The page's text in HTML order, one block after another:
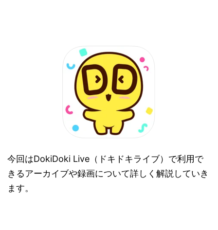
今回はDokiDoki Live（ドキドキライブ）で利用で
きるアーカイブや録画について詳しく解説していき
ます。